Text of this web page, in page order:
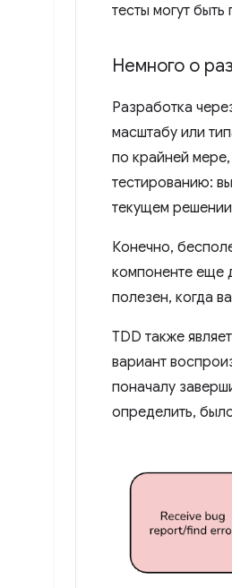
тесты могут
Немного о
Разработка
масштабу или
по крайней мере,
тестированию:
текущем
Конечно,
компоненте еще
полезен, когда
TDD также
вариант
поначалу
определить,